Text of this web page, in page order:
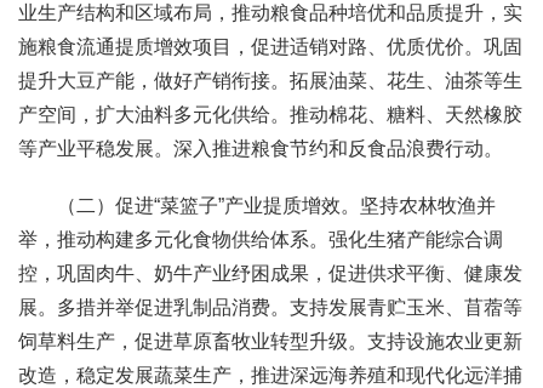
业生产结构和区域布局，推动粮食品种培优和品质提升，实
施粮食流通提质增效项目，促进适销对路、优质优价。巩固
提升大豆产能，做好产销衔接。拓展油菜、花生、油茶等生
产空间，扩大油料多元化供给。推动棉花、糖料、天然橡胶
等产业平稳发展。深入推进粮食节约和反食品浪费行动。
（二）促进“菜篮子”产业提质增效。坚持农林牧渔并
举，推动构建多元化食物供给体系。强化生猪产能综合调
控，巩固肉牛、奶牛产业纾困成果，促进供求平衡、健康发
展。多措并举促进乳制品消费。支持发展青贮玉米、苜蓿等
饲草料生产，促进草原畜牧业转型升级。支持设施农业更新
改造，稳定发展蔬菜生产，推进深远海养殖和现代化远洋捕